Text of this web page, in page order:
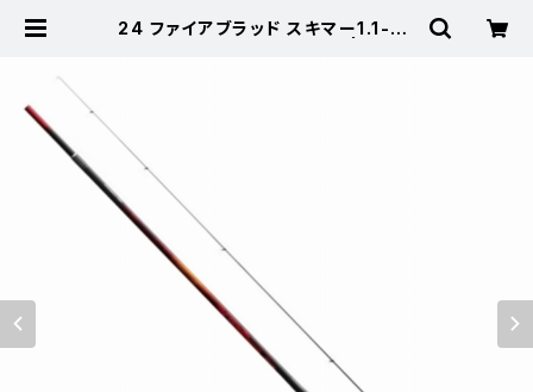
24 ファイアブラッド スキマー1.1-53